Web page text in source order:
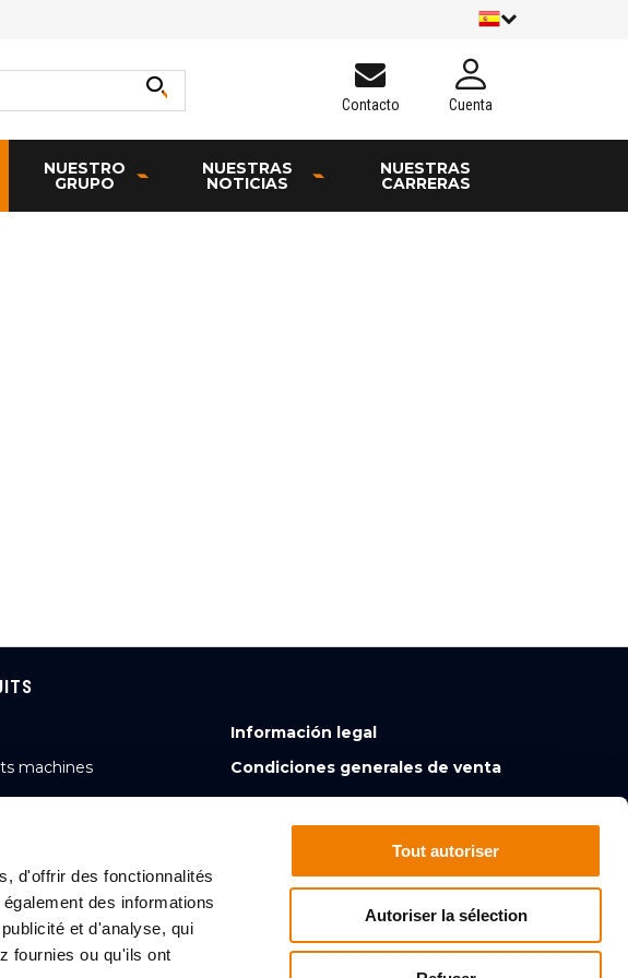
d'offrir des fonctionnalités
des informations
et d'analyse, qui
fournies ou qu'ils ont
Tout autoriser
Autoriser la sélection
Contacto Cuenta
NUESTRO
GRUPO
NUESTRAS
NOTICIAS
NUESTRAS
CARRERAS
machines
d'atelier
Información legal
Condiciones generales de venta